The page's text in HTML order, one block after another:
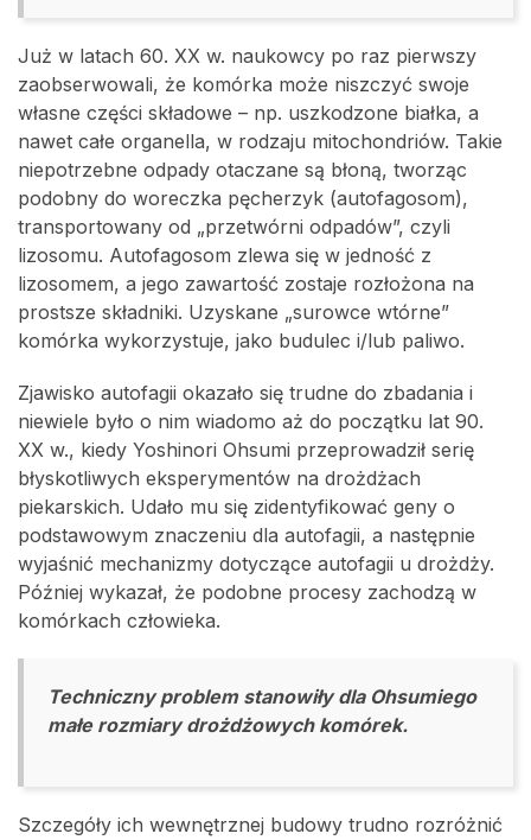
Już w latach 60. XX w. naukowcy po raz pierwszy
zaobserwowali, że komórka może niszczyć swoje
własne części składowe – np. uszkodzone białka, a
nawet całe organella, w rodzaju mitochondriów. Takie
niepotrzebne odpady otaczane są błoną, tworząc
podobny do woreczka pęcherzyk (autofagosom),
transportowany od „przetwórni odpadów”, czyli
lizosomu. Autofagosom zlewa się w jedność z
lizosomem, a jego zawartość zostaje rozłożona na
prostsze składniki. Uzyskane „surowce wtórne”
komórka wykorzystuje, jako budulec i/lub paliwo.
Zjawisko autofagii okazało się trudne do zbadania i
niewiele było o nim wiadomo aż do początku lat 90.
XX w., kiedy Yoshinori Ohsumi przeprowadził serię
błyskotliwych eksperymentów na drożdżach
piekarskich. Udało mu się zidentyfikować geny o
podstawowym znaczeniu dla autofagii, a następnie
wyjaśnić mechanizmy dotyczące autofagii u drożdży.
Później wykazał, że podobne procesy zachodzą w
komórkach człowieka.
Techniczny problem stanowiły dla Ohsumiego
małe rozmiary drożdżowych komórek.
Szczegóły ich wewnętrznej budowy trudno rozróżnić